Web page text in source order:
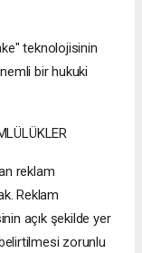
teknolojisinin
bir hukuki
reklam
Reklam
açık şekilde yer
zorunlu